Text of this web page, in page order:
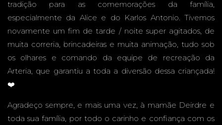
GRAND
tradição para as comemorações da família,
especialmente da Alice e do Karlos Antonio. Tivemos
novamente um fim de tarde / noite super agitados, de
muita correria, brincadeiras e muita animação, tudo sob
os olhares e comando da equipe de recreação da
Arteria, que garantiu a toda a diversão dessa criançada!
❤️
Agradeço sempre, e mais uma vez, à mamãe Deirdre e
toda sua família, por todo o carinho e confiança com os